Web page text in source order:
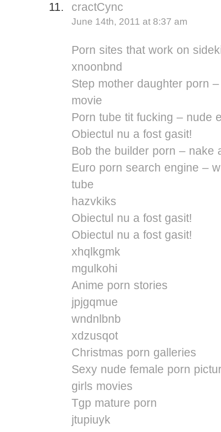
cractCync
June 14th, 2011 at 8:37 am
Porn sites that work on
xnoonbnd
Step mother daughter porn
movie
Porn tube tit fucking – nude
Obiectul nu a fost gasit!
Bob the builder porn – nake
Euro porn search engine –
tube
hazvkiks
Obiectul nu a fost gasit!
Obiectul nu a fost gasit!
xhqlkgmk
mgulkohi
Anime porn stories
jpjgqmue
wndnlbnb
xdzusqot
Christmas porn galleries
Sexy nude female porn
girls movies
Tgp mature porn
jtupiuyk